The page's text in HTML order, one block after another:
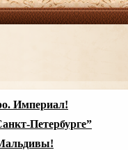
Империал!
Петербурге”